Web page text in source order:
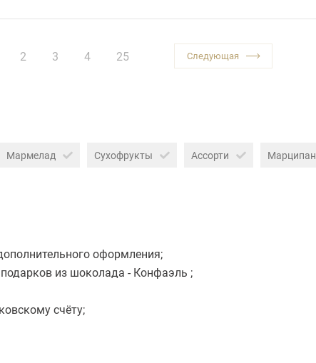
2 3 4 25
Мармелад Сухофрукты Ассорти Марципан
оформления;
из шоколада - Конфаэль ;
счёту;